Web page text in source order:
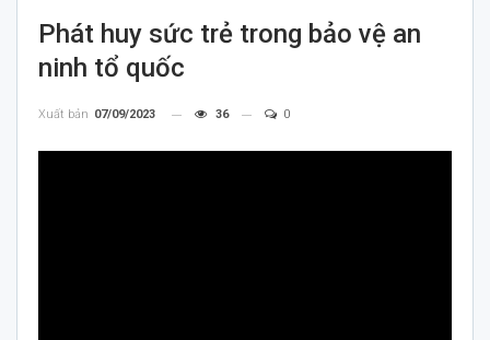
Phát huy sức trẻ trong bảo vệ an
ninh tổ quốc
Xuất bản 07/09/2023 36 0